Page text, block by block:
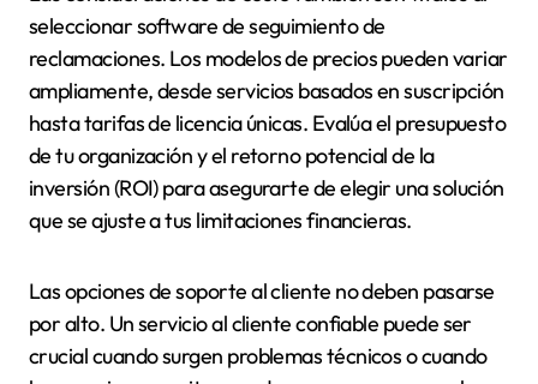
seleccionar software de seguimiento de
reclamaciones. Los modelos de precios pueden variar
ampliamente, desde servicios basados en suscripción
hasta tarifas de licencia únicas. Evalúa el presupuesto
de tu organización y el retorno potencial de la
inversión (ROI) para asegurarte de elegir una solución
que se ajuste a tus limitaciones financieras.
Las opciones de soporte al cliente no deben pasarse
por alto. Un servicio al cliente confiable puede ser
crucial cuando surgen problemas técnicos o cuando